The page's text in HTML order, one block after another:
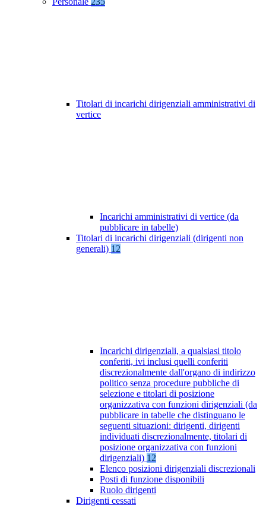
Titolari di incarichi dirigenziali amministrativi di
vertice
Incarichi amministrativi di vertice (da
pubblicare in tabelle)
Titolari di incarichi dirigenziali (dirigenti non
generali) 12
Incarichi dirigenziali, a qualsiasi titolo
conferiti, ivi inclusi quelli conferiti
discrezionalmente dall'organo di indirizzo
politico senza procedure pubbliche di
selezione e titolari di posizione
organizzativa con funzioni dirigenziali (da
pubblicare in tabelle che distinguano le
seguenti situazioni: dirigenti, dirigenti
individuati discrezionalmente, titolari di
posizione organizzativa con funzioni
dirigenziali) 12
Elenco posizioni dirigenziali discrezionali
Posti di funzione disponibili
Ruolo dirigenti
Dirigenti cessati